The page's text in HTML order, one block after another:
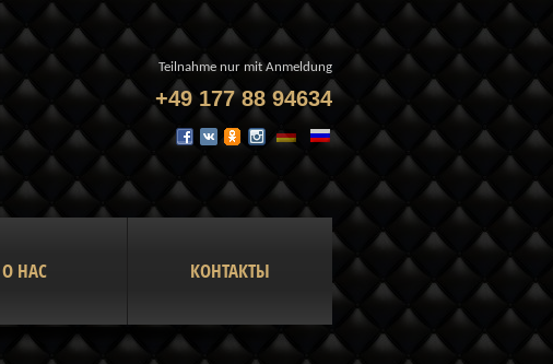
Teilnahme nur mit Anmeldung
+49 177 88 94634
О НАС КОНТАКТЫ